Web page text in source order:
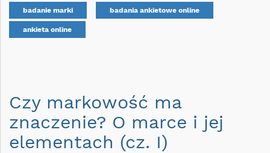
badanie marki badania ankietowe online
ankieta online
Czy markowość ma
znaczenie? O marce i jej
elementach (cz. I)